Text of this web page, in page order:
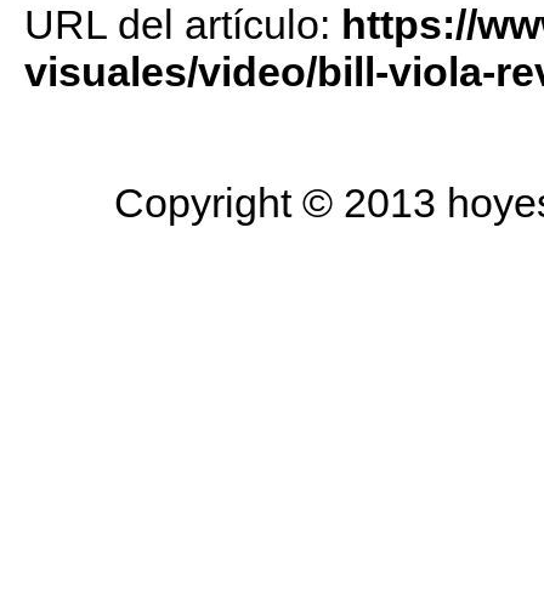
URL del artículo: https://
visuales/video/bill-viola-
Copyright © 2013